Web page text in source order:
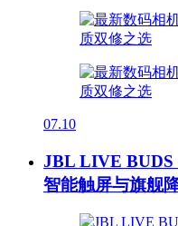
07.10
JBL LIVE BUDS
智能触屏与旗舰